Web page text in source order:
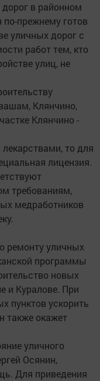
дорог в районном
по-прежнему готов
уличных дорог с
работ тем, кто
улиц, не
Клянчино,
Клянчино -
то для
лицензия.
требованиям,
медработников
ремонту уличных
программы
новых
и Куралове. При
пунктов ускорить
также окажет
уличного
Осянин,
Для приведения